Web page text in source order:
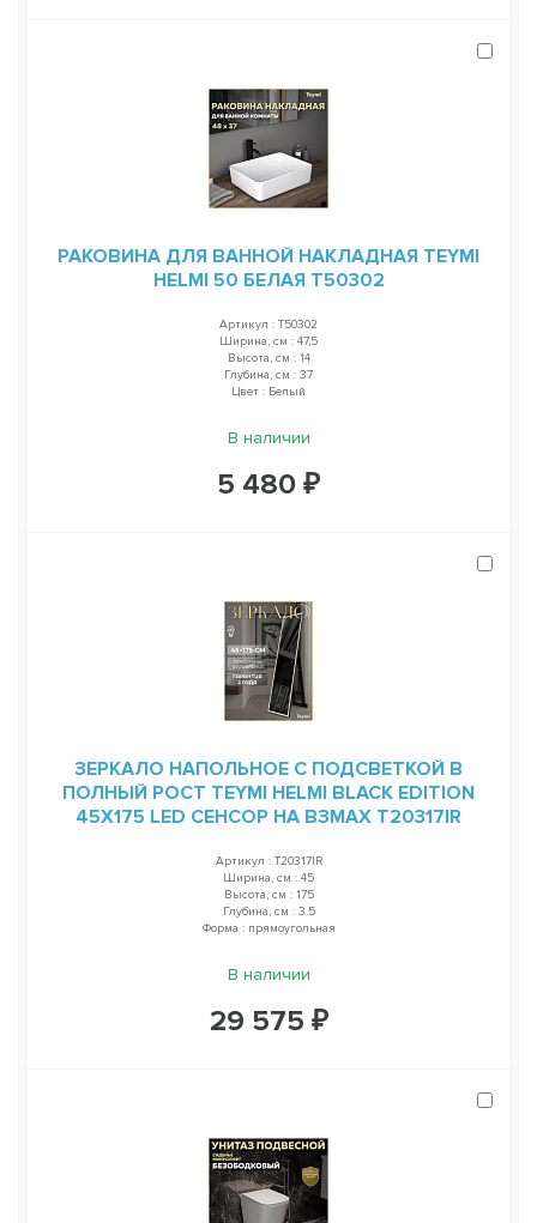
РАКОВИНА ДЛЯ ВАННОЙ НАКЛАДНАЯ TEYMI
HELMI 50 БЕЛАЯ T50302
Артикул : T50302
Ширина, см : 47,5
Высота, см : 14
Глубина, см : 37
Цвет : Белый
В наличии
5 480 ₽
ЗЕРКАЛО НАПОЛЬНОЕ С ПОДСВЕТКОЙ В
ПОЛНЫЙ РОСТ TEYMI HELMI BLACK EDITION
45Х175 LED СЕНСОР НА ВЗМАХ T20317IR
Артикул : T20317IR
Ширина, см : 45
Высота, см : 175
Глубина, см : 3.5
Форма : прямоугольная
В наличии
29 575 ₽